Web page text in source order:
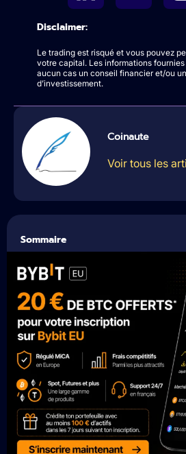
Disclaimer:
Le trading est risqué et vous pouvez
votre capital. Les informations
aucun cas un conseil financier et/ou
d’investissement.
Coinaute
Voir tous les
Sommaire